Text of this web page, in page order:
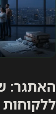
האתגר: